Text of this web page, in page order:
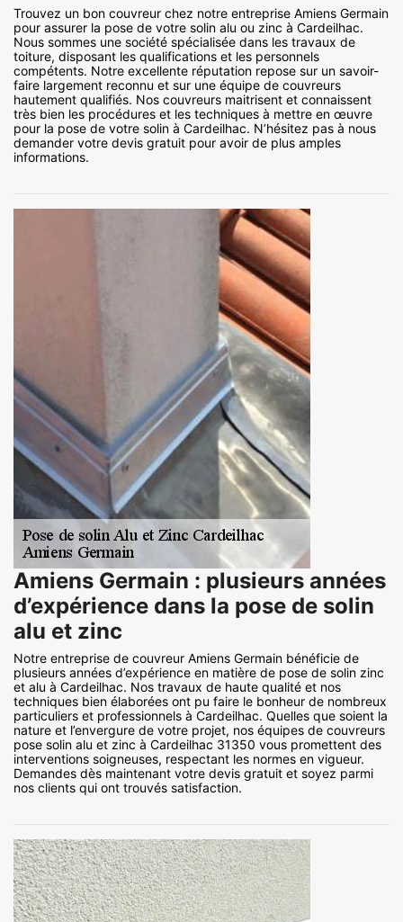
Trouvez un bon couvreur chez notre entreprise Amiens Germain
pour assurer la pose de votre solin alu ou zinc à Cardeilhac.
Nous sommes une société spécialisée dans les travaux de
toiture, disposant les qualifications et les personnels
compétents. Notre excellente réputation repose sur un savoir-
faire largement reconnu et sur une équipe de couvreurs
hautement qualifiés. Nos couvreurs maitrisent et connaissent
très bien les procédures et les techniques à mettre en œuvre
pour la pose de votre solin à Cardeilhac. N’hésitez pas à nous
demander votre devis gratuit pour avoir de plus amples
informations.
Amiens Germain : plusieurs années
d’expérience dans la pose de solin
alu et zinc
Notre entreprise de couvreur Amiens Germain bénéficie de
plusieurs années d’expérience en matière de pose de solin zinc
et alu à Cardeilhac. Nos travaux de haute qualité et nos
techniques bien élaborées ont pu faire le bonheur de nombreux
particuliers et professionnels à Cardeilhac. Quelles que soient la
nature et l’envergure de votre projet, nos équipes de couvreurs
pose solin alu et zinc à Cardeilhac 31350 vous promettent des
interventions soigneuses, respectant les normes en vigueur.
Demandes dès maintenant votre devis gratuit et soyez parmi
nos clients qui ont trouvés satisfaction.